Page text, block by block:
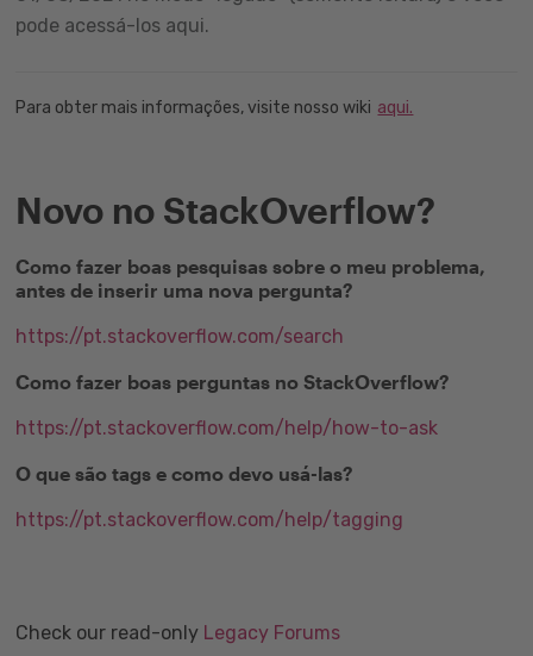
pode acessá-los aqui.
Para obter mais informações, visite nosso wiki aqui.
Novo no StackOverflow?
Como fazer boas pesquisas sobre o meu problema,
antes de inserir uma nova pergunta?
https://pt.stackoverflow.com/search
Como fazer boas perguntas no StackOverflow?
https://pt.stackoverflow.com/help/how-to-ask
O que são tags e como devo usá-las?
https://pt.stackoverflow.com/help/tagging
Check our read-only Legacy Forums